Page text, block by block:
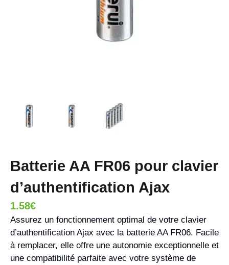
Batterie AA FR06 pour clavier
d’authentification Ajax
1.58€
Assurez un fonctionnement optimal de votre clavier
d’authentification Ajax avec la batterie AA FR06. Facile
à remplacer, elle offre une autonomie exceptionnelle et
une compatibilité parfaite avec votre système de